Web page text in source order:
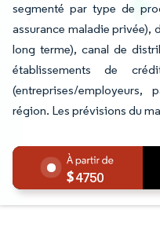
segmenté par type de
assurance maladie privée),
long terme), canal de
établissements de
(entreprises/employeurs,
région. Les prévisions du
4750